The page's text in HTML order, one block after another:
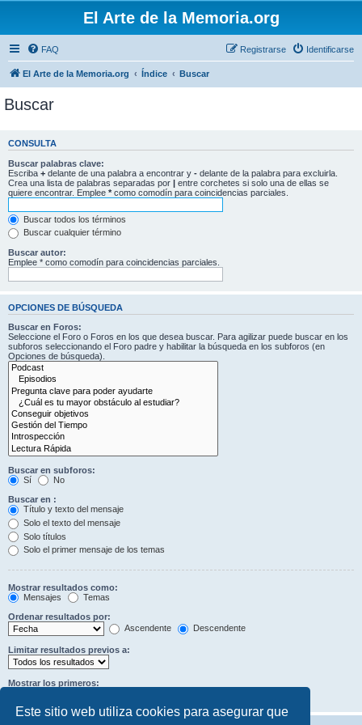
Este sitio web utiliza cookies para asegurar que
El Arte de la Memoria.org
FAQ Identificarse
Registrarse
El Arte de la Memoria.org Índice Buscar
Buscar
CONSULTA
Buscar palabras clave:
Escriba + delante de una palabra a encontrar y - delante de la palabra para excluirla.
Crea una lista de palabras separadas por | entre corchetes si solo una de ellas se
quiere encontrar. Emplee * como comodín para coincidencias parciales.
Buscar todos los términos
Buscar cualquier término
Buscar autor:
Emplee * como comodín para coincidencias parciales.
OPCIONES DE BÚSQUEDA
Buscar en Foros:
Seleccione el Foro o Foros en los que desea buscar. Para agilizar puede buscar en los
subforos seleccionando el Foro padre y habilitar la búsqueda en los subforos (en
Opciones de búsqueda).
Buscar en subforos:
Sí
No
Buscar en :
Título y texto del mensaje
Solo el texto del mensaje
Solo títulos
Solo el primer mensaje de los temas
Mostrar resultados como:
Mensajes
Temas
Ordenar resultados por:
Ascendente
Descendente
Limitar resultados previos a:
Mostrar los primeros: